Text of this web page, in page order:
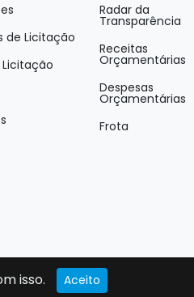
de Licitação
Licitação
Radar da
Transparência
Receitas
Orçamentárias
Despesas
Orçamentárias
Frota
isso. Aceito